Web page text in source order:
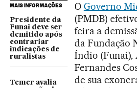
MAIS INFORMAÇÕES
Presidente da
Funai deve ser
demitido após
contrariar
indicações de
ruralistas
Temer avalia
O Governo
(PMDB)
feira a
da Fundação
Índio (Funai),
Fernandes
de sua